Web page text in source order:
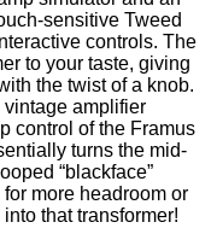
sensitive Tweed
controls. The
to your taste, giving
the twist of a knob.
vintage amplifier
control of the Framus
turns the mid-
“blackface”
more headroom or
that transformer!